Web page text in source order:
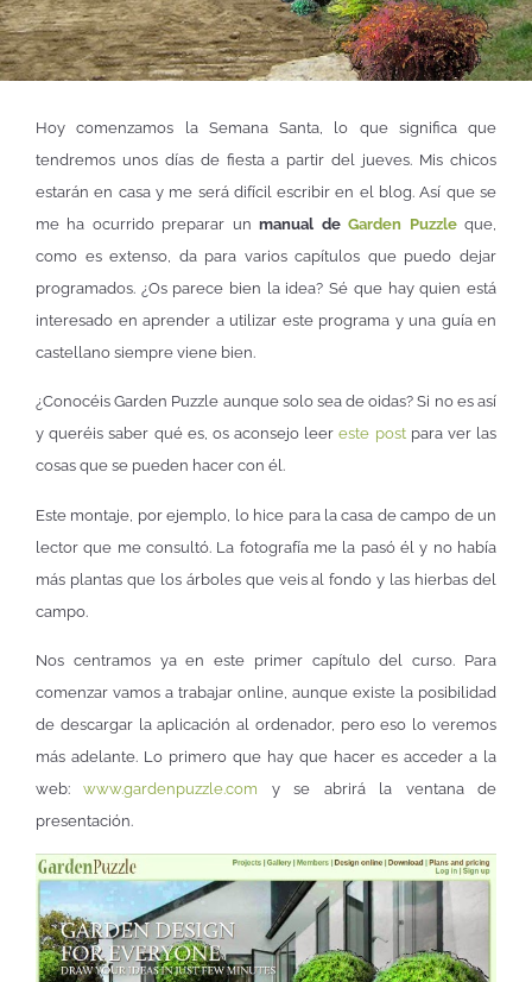
Hoy comenzamos la Semana Santa, lo que significa que
tendremos unos días de fiesta a partir del jueves. Mis chicos
estarán en casa y me será difícil escribir en el blog. Así que se
me ha ocurrido preparar un manual deGarden Puzzleque,
como es extenso, da para varios capítulos que puedo dejar
programados. ¿Os parece bien la idea? Sé que hay quien está
interesado en aprender a utilizar este programa y una guía en
castellano siempre viene bien.
¿Conocéis Garden Puzzle aunque solo sea de oidas? Si no es así
y queréis saber qué es, os aconsejo leereste postpara ver las
cosas que se pueden hacer con él.
Este montaje, por ejemplo, lo hice para la casa de campo de un
lector que me consultó. La fotografía me la pasó él y no había
más plantas que los árboles que veis al fondo y las hierbas del
campo.
Nos centramos ya en este primer capítulo del curso. Para
comenzar vamos a trabajar online, aunque existe la posibilidad
de descargar la aplicación al ordenador, pero eso lo veremos
más adelante. Lo primero que hay que hacer es acceder a la
web:www.gardenpuzzle.com y se abrirá la ventana de
presentación.